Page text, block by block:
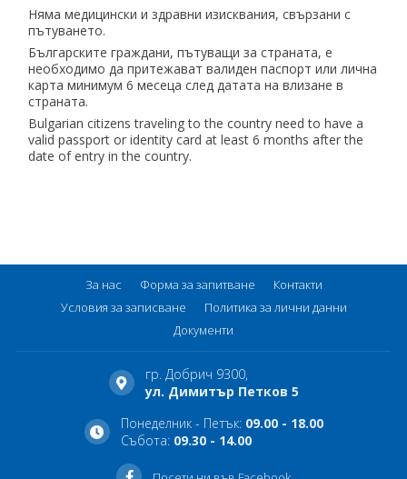
Няма медицински и здравни изисквания, свързани с
пътуването.
Българските граждани, пътуващи за страната, е
необходимо да притежават валиден паспорт или лична
карта минимум 6 месеца след датата на влизане в
страната.
Bulgarian citizens traveling to the country need to have a
valid passport or identity card at least 6 months after the
date of entry in the country.
За нас Форма за запитване
Контакти
Условия за записване
Политика за лични данни
Документи
гр. Добрич 9300,
ул. Димитър Петков 5
Понеделник - Петък: 09.00 - 18.00
Събота: 09.30 - 14.00